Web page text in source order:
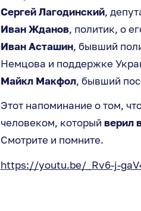
Сергей Лагодинский,
Иван Жданов, политик, о
Иван Асташин, бывший
Немцова и поддержке
Майкл Макфол, бывший
Этот напоминание о том,
человеком, который верил
Смотрите и помните.
https://youtu.be/_Rv6-j-